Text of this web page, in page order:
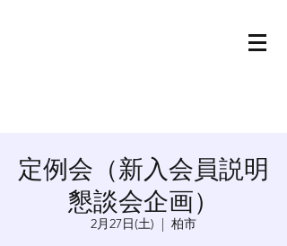
定例会（新入会員説明
懇談会企画）
2月27日(土)
  |
柏市